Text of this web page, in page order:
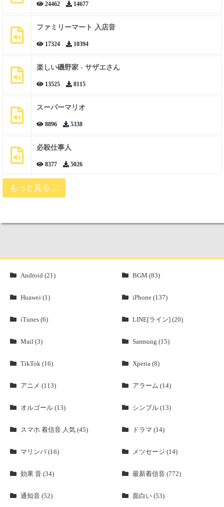
24462 14677
ファミリーマート 入店音
17324 10394
楽しい磯野家 - サザエさん
13525 8115
スーパーマリオ
8896 5338
必殺仕事人
8377 5026
もっと見る ...
Android (21) BGM (83)
Huawei (1) iPhone (137)
iTunes (6) LINE[ライン] (20)
Mail (3) Samsung (15)
TikTok (16) Xperia (8)
アニメ (113) アラーム (14)
オルゴール (13) シンプル (13)
スマホ 着信音 人気 (45) ドラマ (14)
マリンバ (16) メツセージ (14)
効果 音 (34) 最新着信音 (772)
通知音 (52) 面白い (53)